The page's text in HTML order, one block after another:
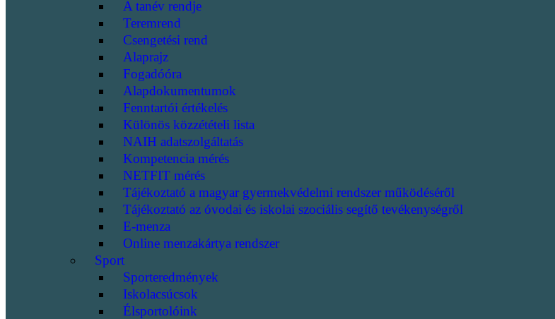
A tanév rendje
Teremrend
Csengetési rend
Alaprajz
Fogadóóra
Alapdokumentumok
Fenntartói értékelés
Különös közzétételi lista
NAIH adatszolgáltatás
Kompetencia mérés
NETFIT mérés
Tájékoztató a magyar gyermekvédelmi rendszer működéséről
Tájékoztató az óvodai és iskolai szociális segítő tevékenységről
E-menza
Online menzakártya rendszer
Sport
Sporteredmények
Iskolacsúcsok
Élsportolóink